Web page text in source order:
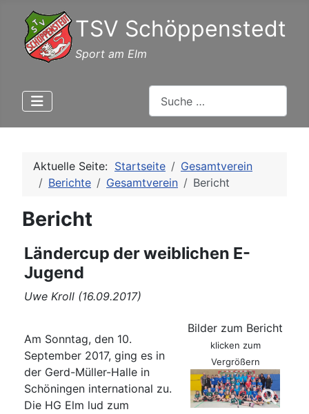
TSV Schöppenstedt
Sport am Elm
Aktuelle Seite: Startseite
Gesamtverein
Berichte
Gesamtverein Bericht
Bericht
Ländercup der weiblichen E-
Jugend
Uwe Kroll (16.09.2017)
Am Sonntag, den 10.
September 2017, ging es in
der Gerd-Müller-Halle in
Schöningen international zu.
Die HG Elm lud zum
Bilder zum Bericht
klicken zum
Vergrößern